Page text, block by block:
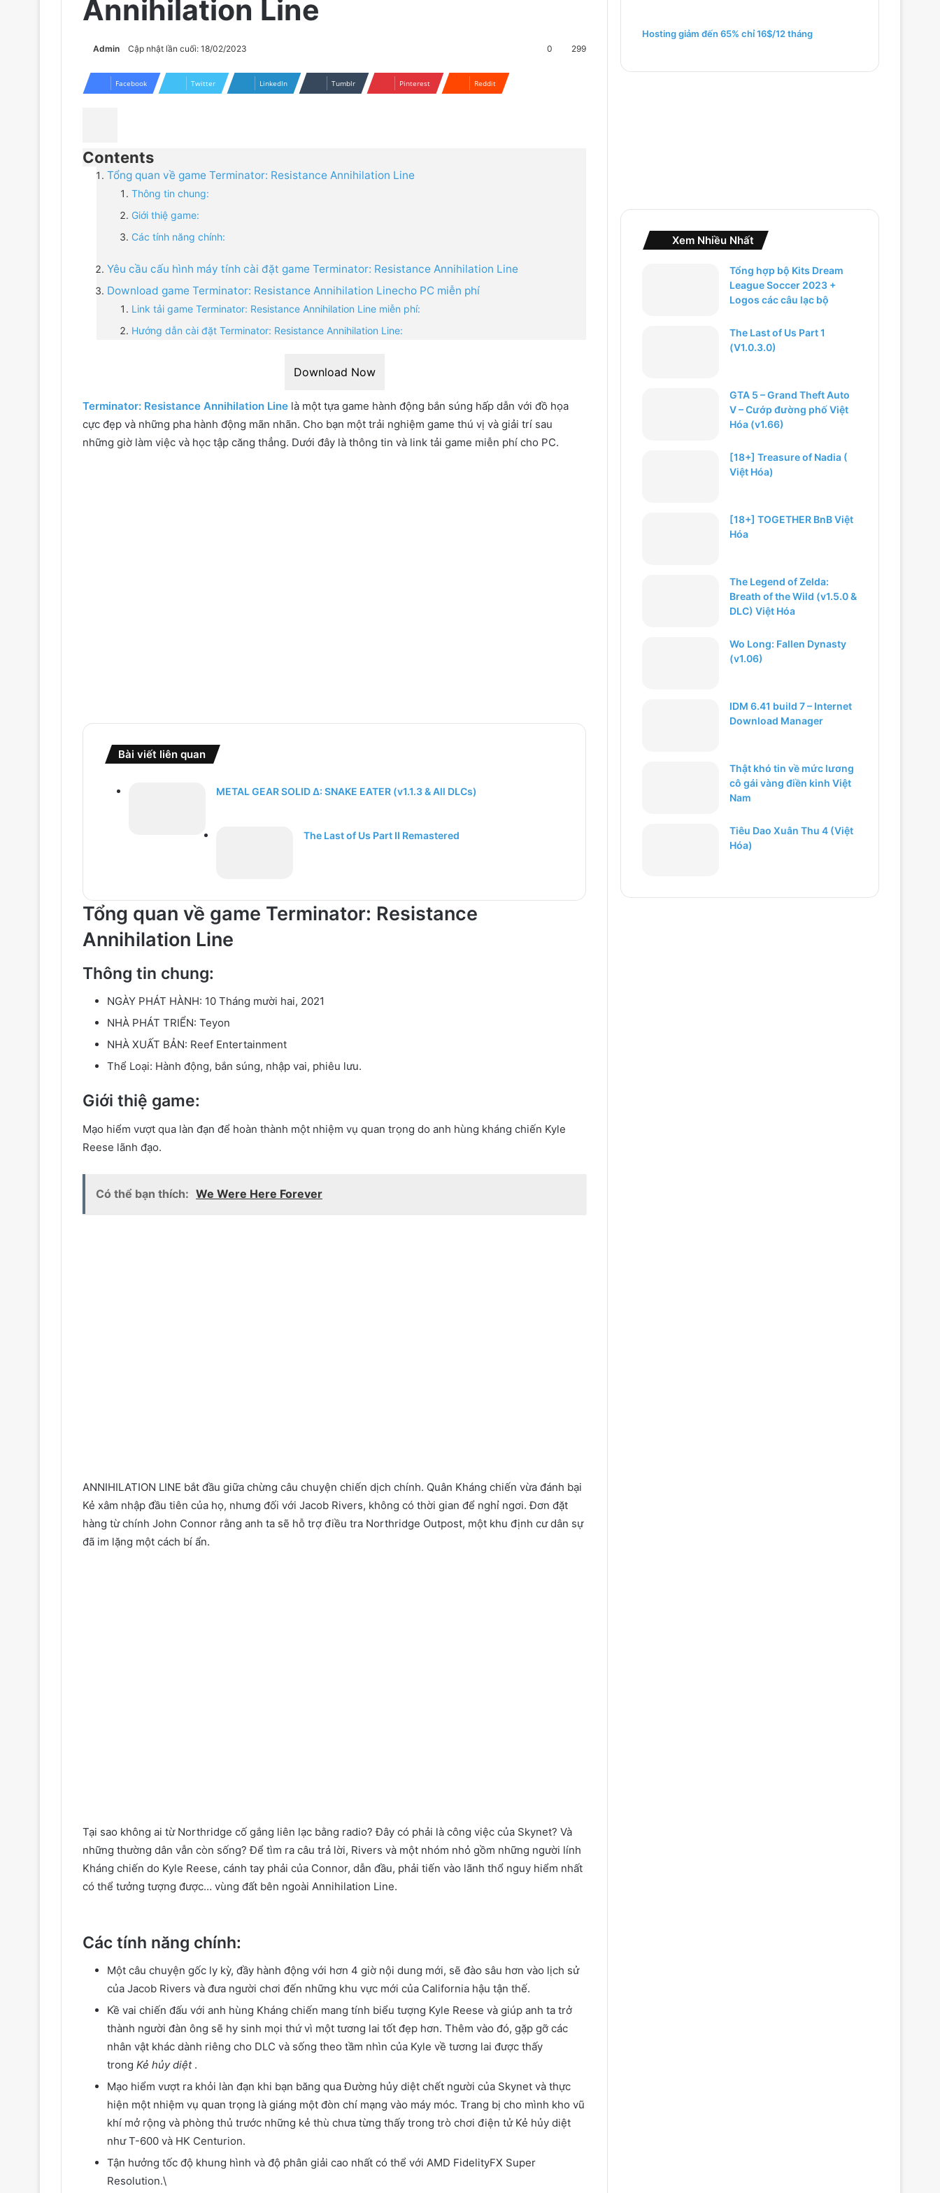
Annihilation Line
Admin Cập nhật lần cuối: 18/02/2023 0 299
Facebook Twitter LinkedIn Tumblr Pinterest Reddit
Contents
Tổng quan về game Terminator: Resistance Annihilation Line
Thông tin chung:
Giới thiệ game:
Các tính năng chính:
Yêu cầu cấu hình máy tính cài đặt game Terminator: Resistance Annihilation Line
Download game Terminator: Resistance Annihilation Linecho PC miễn phí
Link tải game Terminator: Resistance Annihilation Line miễn phí:
Hướng dẫn cài đặt Terminator: Resistance Annihilation Line:
Download Now
Terminator: Resistance Annihilation Line là một tựa game hành động bắn súng hấp dẫn với đồ họa
cực đẹp và những pha hành động mãn nhãn. Cho bạn một trải nghiệm game thú vị và giải trí sau
những giờ làm việc và học tập căng thẳng. Dưới đây là thông tin và link tải game miễn phí cho PC.
Bài viết liên quan
METAL GEAR SOLID Δ: SNAKE EATER (v1.1.3 & All DLCs)
The Last of Us Part II Remastered
Tổng quan về game Terminator: Resistance
Annihilation Line
Thông tin chung:
NGÀY PHÁT HÀNH: 10 Tháng mười hai, 2021
NHÀ PHÁT TRIỂN: Teyon
NHÀ XUẤT BẢN: Reef Entertainment
Thể Loại: Hành động, bắn súng, nhập vai, phiêu lưu.
Giới thiệ game:
Mạo hiểm vượt qua làn đạn để hoàn thành một nhiệm vụ quan trọng do anh hùng kháng chiến Kyle
Reese lãnh đạo.
Có thể bạn thích: We Were Here Forever
ANNIHILATION LINE bắt đầu giữa chừng câu chuyện chiến dịch chính. Quân Kháng chiến vừa đánh bại
Kẻ xâm nhập đầu tiên của họ, nhưng đối với Jacob Rivers, không có thời gian để nghỉ ngơi. Đơn đặt
hàng từ chính John Connor rằng anh ta sẽ hỗ trợ điều tra Northridge Outpost, một khu định cư dân sự
đã im lặng một cách bí ẩn.
Tại sao không ai từ Northridge cố gắng liên lạc bằng radio? Đây có phải là công việc của Skynet? Và
những thường dân vẫn còn sống? Để tìm ra câu trả lời, Rivers và một nhóm nhỏ gồm những người lính
Kháng chiến do Kyle Reese, cánh tay phải của Connor, dẫn đầu, phải tiến vào lãnh thổ nguy hiểm nhất
có thể tưởng tượng được… vùng đất bên ngoài Annihilation Line.
Các tính năng chính:
Một câu chuyện gốc ly kỳ, đầy hành động với hơn 4 giờ nội dung mới, sẽ đào sâu hơn vào lịch sử
của Jacob Rivers và đưa người chơi đến những khu vực mới của California hậu tận thế.
Kề vai chiến đấu với anh hùng Kháng chiến mang tính biểu tượng Kyle Reese và giúp anh ta trở
thành người đàn ông sẽ hy sinh mọi thứ vì một tương lai tốt đẹp hơn. Thêm vào đó, gặp gỡ các
nhân vật khác dành riêng cho DLC và sống theo tầm nhìn của Kyle về tương lai được thấy
trong Kẻ hủy diệt.
Mạo hiểm vượt ra khỏi làn đạn khi bạn băng qua Đường hủy diệt chết người của Skynet và thực
hiện một nhiệm vụ quan trọng là giáng một đòn chí mạng vào máy móc. Trang bị cho mình kho vũ
khí mở rộng và phòng thủ trước những kẻ thù chưa từng thấy trong trò chơi điện tử Kẻ hủy diệt
như T-600 và HK Centurion.
Tận hưởng tốc độ khung hình và độ phân giải cao nhất có thể với AMD FidelityFX Super
Resolution.\
h
Hosting giảm đến 65% chỉ 16$/12 tháng
Xem Nhiều Nhất
Tổng hợp bộ Kits Dream
League Soccer 2023 +
Logos các câu lạc bộ
The Last of Us Part 1
(V1.0.3.0)
GTA 5 – Grand Theft Auto
V – Cướp đường phố Việt
Hóa (v1.66)
[18+] Treasure of Nadia (
Việt Hóa)
[18+] TOGETHER BnB Việt
Hóa
The Legend of Zelda:
Breath of the Wild (v1.5.0 &
DLC) Việt Hóa
Wo Long: Fallen Dynasty
(v1.06)
IDM 6.41 build 7 – Internet
Download Manager
Thật khó tin về mức lương
cô gái vàng điền kinh Việt
Nam
Tiêu Dao Xuân Thu 4 (Việt
Hóa)